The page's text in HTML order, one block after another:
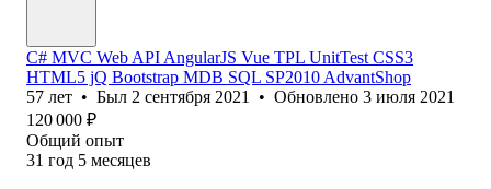
C# MVC Web API AngularJS Vue TPL UnitTest CSS3
HTML5 jQ Bootstrap MDB SQL SP2010 AdvantShop
57 лет • Был 2 сентября 2021 • Обновлено 3 июля 2021
120 000 ₽
Общий опыт
31 год 5 месяцев